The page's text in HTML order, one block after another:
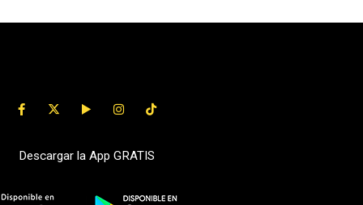
Descargar la App GRATIS